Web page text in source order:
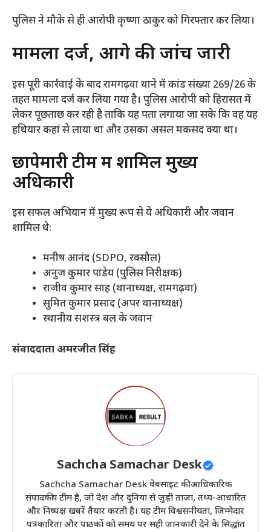
​पुलिस ने मौके से ही आरोपी कृष्णा ठाकुर को गिरफ्तार कर लिया।
​मामला दर्ज, आगे की जांच जारी
​इस पूरी कार्रवाई के बाद रामगढ़वा थाने में कांड संख्या 269/26 के
तहत मामला दर्ज कर लिया गया है। पुलिस आरोपी को हिरासत में
लेकर पूछताछ कर रही है ताकि यह पता लगाया जा सके कि वह यह
हथियार कहां से लाया था और उसका असल मकसद क्या था।
​छापेमारी टीम में शामिल मुख्य
अधिकारी
​इस सफल अभियान में मुख्य रूप से ये अधिकारी और जवान
शामिल थे:
​मनीष आनंद (SDPO, रक्सौल)
​अनुज कुमार पांडेय (पुलिस निरीक्षक)
​राजीव कुमार साह (थानाध्यक्ष, रामगढ़वा)
​सुमित कुमार प्रसाद (अपर थानाध्यक्ष)
​स्थानीय सशस्त्र बल के जवान
संवाददाता अमरजीत सिंह
Sachcha Samachar Desk
Sachcha Samachar Desk वेबसाइट की आधिकारिक
संपादकीय टीम है, जो देश और दुनिया से जुड़ी ताज़ा, तथ्य-आधारित
और निष्पक्ष खबरें तैयार करती है। यह टीम विश्वसनीयता, ज़िम्मेदार
पत्रकारिता और पाठकों को समय पर सही जानकारी देने के सिद्धांत